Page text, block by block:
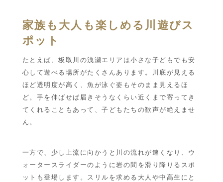
家族も大人も楽しめる川遊びス
ポット
たとえば、板取川の浅瀬エリアは小さな子どもでも安
心して遊べる場所がたくさんあります。川底が見える
ほど透明度が高く、魚が泳ぐ姿もそのまま見えるほ
ど。手を伸ばせば届きそうなくらい近くまで寄ってき
てくれることもあって、子どもたちの歓声が絶えませ
ん。
一方で、少し上流に向かうと川の流れが速くなり、ウ
ォータースライダーのように岩の間を滑り降りるスポ
ットも登場します。スリルを求める大人や中高生にと